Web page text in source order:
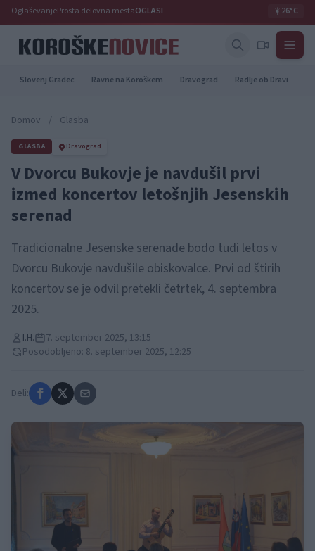
OglaševanjeProsta delovna mestaOGLASI ☀️26°C
Slovenj Gradec Ravne na Koroškem Dravograd Radlje ob Dravi
Domov / Glasba
GLASBA Dravograd
V Dvorcu Bukovje je navdušil prvi
izmed koncertov letošnjih Jesenskih
serenad
Tradicionalne Jesenske serenade bodo tudi letos v
Dvorcu Bukovje navdušile obiskovalce. Prvi od štirih
koncertov se je odvil pretekli četrtek, 4. septembra
2025.
I.H.
7. september 2025, 13:15
Posodobljeno: 8. september 2025, 12:25
Deli: